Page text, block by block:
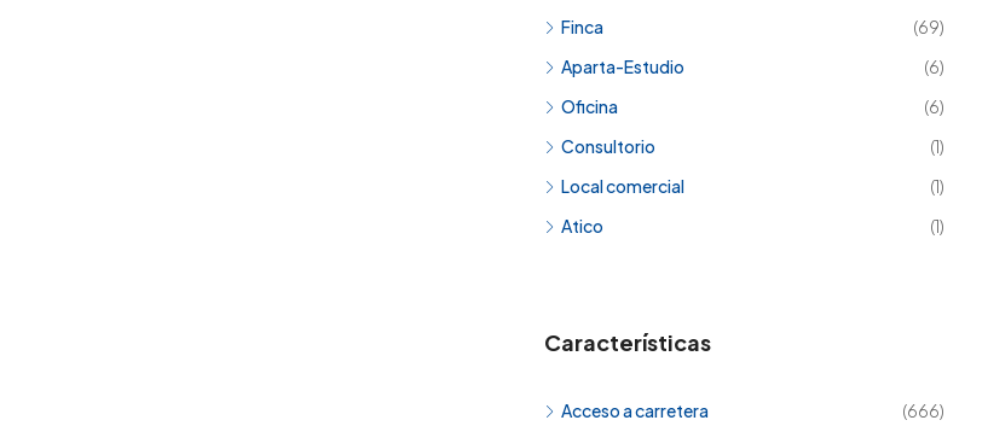
Finca
(69)
Aparta-Estudio
(6)
Oficina
(6)
Consultorio
(1)
Local comercial
(1)
Atico
(1)
Características
Acceso a carretera
(666)